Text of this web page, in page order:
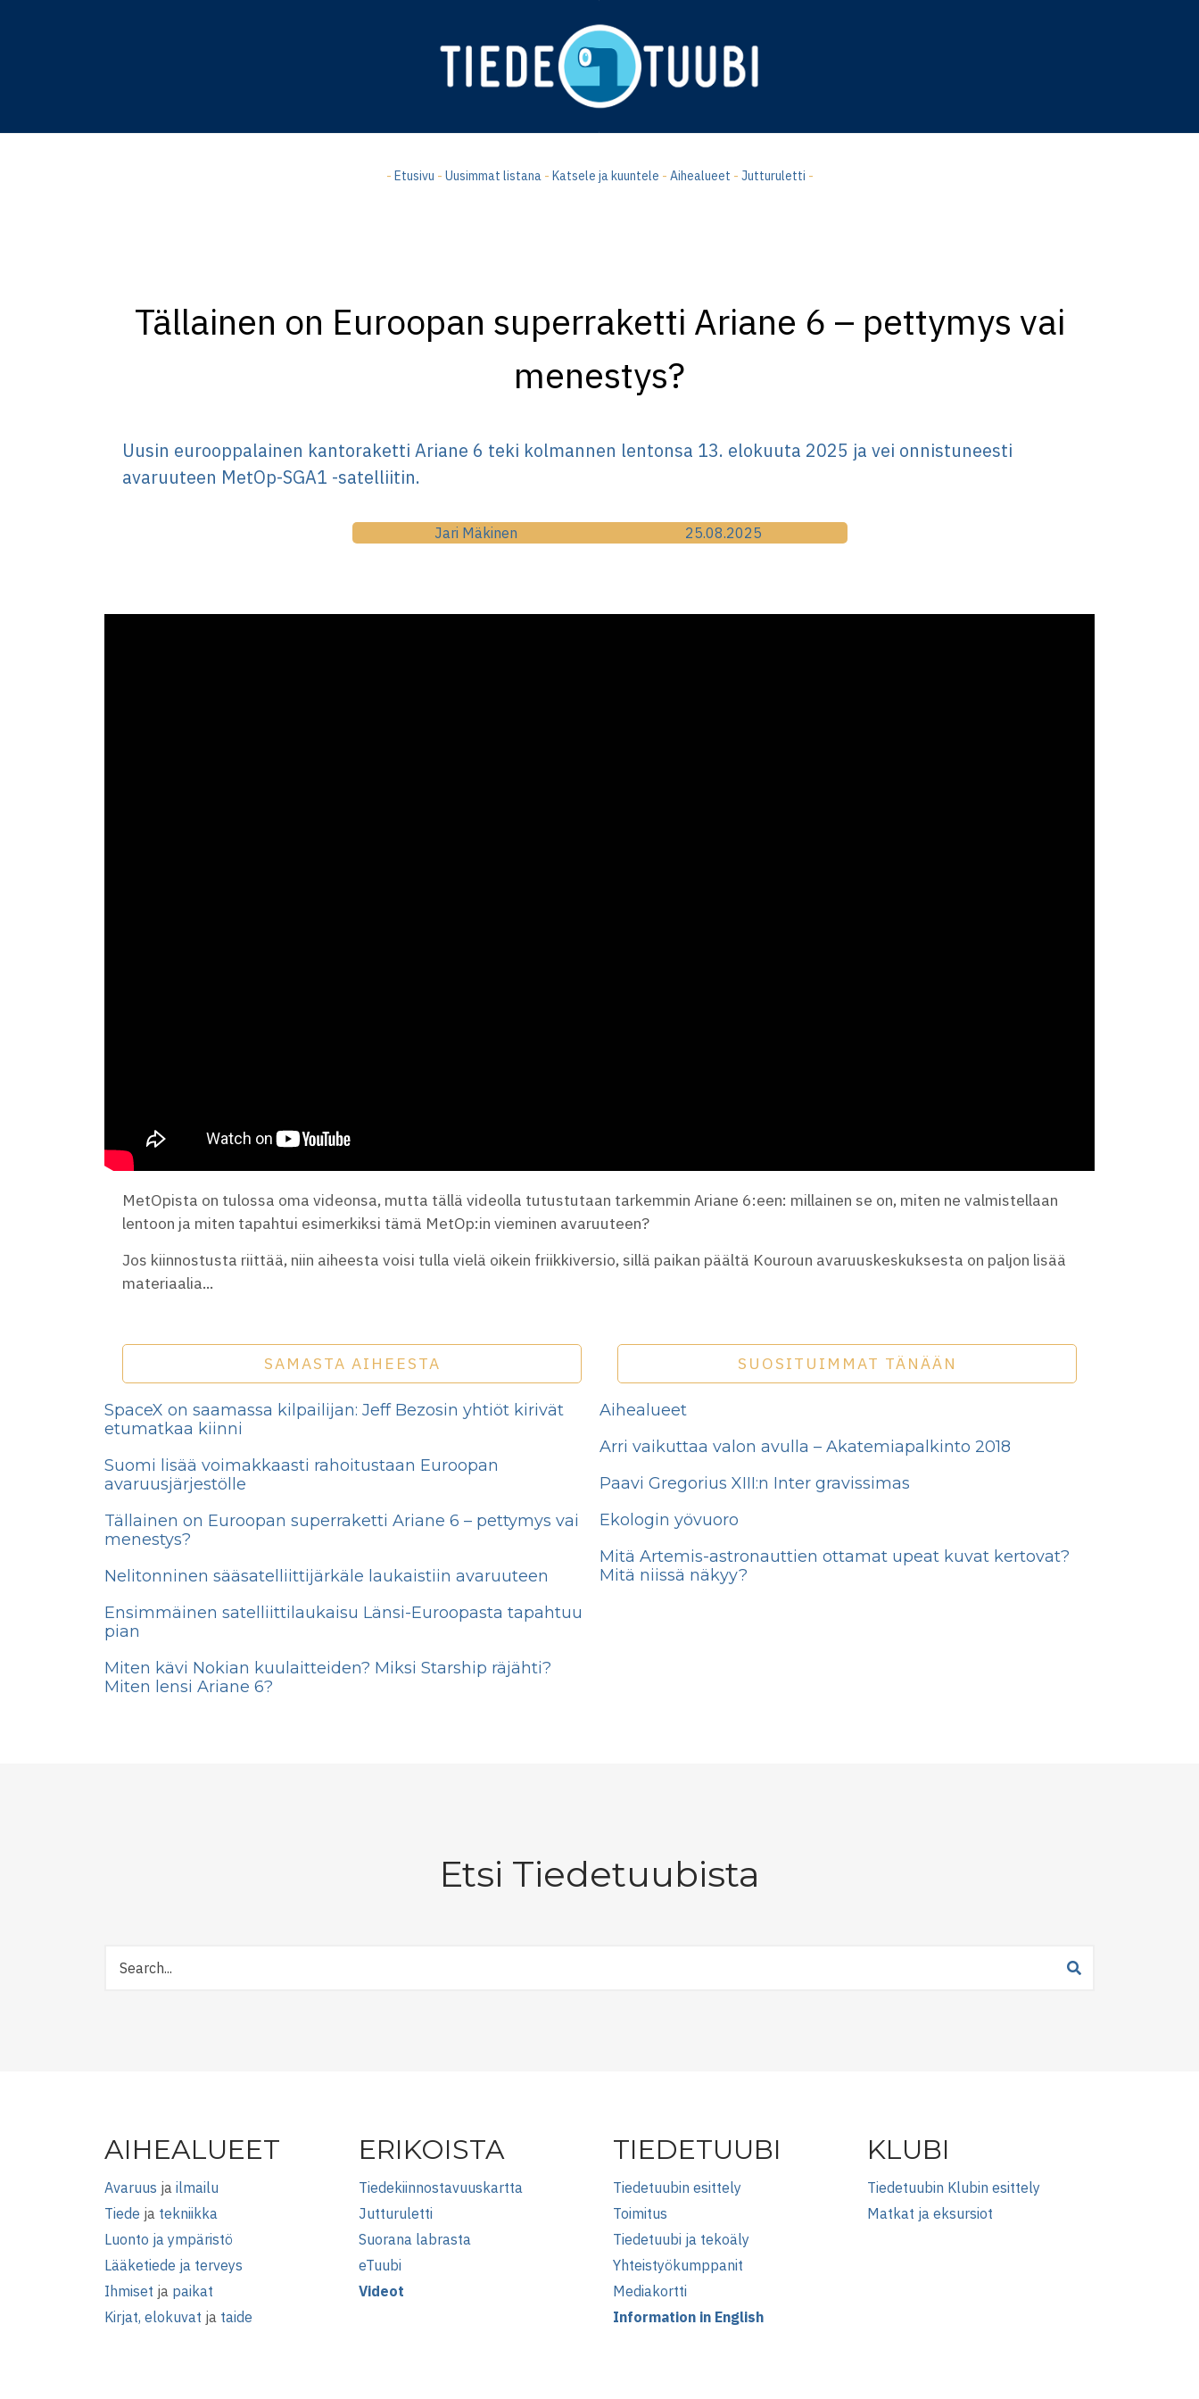
- Etusivu - Uusimmat listana- Katsele ja kuuntele - Aihealueet - Jutturuletti -
Tällainen on Euroopan superraketti Ariane 6 – pettymys vai
menestys?
Uusin eurooppalainen kantoraketti Ariane 6 teki kolmannen lentonsa 13. elokuuta 2025 ja vei onnistuneesti
avaruuteen MetOp-SGA1 -satelliitin.
Jari Mäkinen 25.08.2025
MetOpista on tulossa oma videonsa, mutta tällä videolla tutustutaan tarkemmin Ariane 6:een: millainen se on, miten ne valmistellaan
lentoon ja miten tapahtui esimerkiksi tämä MetOp:in vieminen avaruuteen?
Jos kiinnostusta riittää, niin aiheesta voisi tulla vielä oikein friikkiversio, sillä paikan päältä Kouroun avaruuskeskuksesta on paljon lisää
materiaalia...
SAMASTA AIHEESTA
SpaceX on saamassa kilpailijan: Jeff Bezosin yhtiöt kirivät
etumatkaa kiinni
Suomi lisää voimakkaasti rahoitustaan Euroopan
avaruusjärjestölle
Tällainen on Euroopan superraketti Ariane 6 – pettymys vai
menestys?
Nelitonninen sääsatelliittijärkäle laukaistiin avaruuteen
Ensimmäinen satelliittilaukaisu Länsi-Euroopasta tapahtuu
pian
Miten kävi Nokian kuulaitteiden? Miksi Starship räjähti?
Miten lensi Ariane 6?
SUOSITUIMMAT TÄNÄÄN
Aihealueet
Arri vaikuttaa valon avulla – Akatemiapalkinto 2018
Paavi Gregorius XIII:n Inter gravissimas
Ekologin yövuoro
Mitä Artemis-astronauttien ottamat upeat kuvat kertovat?
Mitä niissä näkyy?
Etsi Tiedetuubista
AIHEALUEET
Avaruus ja ilmailu
Tiede ja tekniikka
Luonto ja ympäristö
Lääketiede ja terveys
Ihmiset ja paikat
Kirjat, elokuvat ja taide
ERIKOISTA
Tiedekiinnostavuuskartta
Jutturuletti
Suorana labrasta
eTuubi
Videot
TIEDETUUBI
Tiedetuubin esittely
Toimitus
Tiedetuubi ja tekoäly
Yhteistyökumppanit
Mediakortti
Information in English
KLUBI
Tiedetuubin Klubin esittely
Matkat ja eksursiot